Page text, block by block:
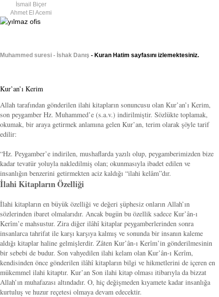
İsmail Biçer
Ahmet El Acemi
Muhammed suresi - İshak Danış - Kuran Hatim sayfasını izlemektesiniz.
Kur’an’ı Kerim
Allah tarafından gönderilen ilahi kitapların sonuncusu olan Kur’an’ı Kerim,
son peygamber Hz. Muhammed’e (s.a.v.) indirilmiştir. Sözlükte toplamak,
okumak, bir araya getirmek anlamına gelen Kur’an, terim olarak şöyle tarif
edilir:
“Hz. Peygamber’e indirilen, mushaflarda yazılı olup, peygamberimizden bize
kadar tevatür yoluyla nakledilmiş olan; okunmasıyla ibadet edilen ve
insanlığın benzerini getirmekten aciz kaldığı “ilahi kelâm”dır.
İlahi Kitapların Özelliği
İlahi kitapların en büyük özelliği ve değeri şüphesiz onların Allah’ın
sözlerinden ibaret olmalarıdır. Ancak bugün bu özellik sadece Kur’ân-ı
Kerîm’e mahsustur. Zira diğer ilâhî kitaplar peygamberlerinden sonra
insanlarca tahrifat ile karşı karşıya kalmış ve sonunda bir insanın kaleme
aldığı kitaplar haline gelmişlerdir. Zâten Kur’ân-ı Kerîm’in gönderilmesinin
bir sebebi de budur. Son vahyedilen ilahi kelam olan Kur’ân-ı Kerîm,
kendisinden önce gönderilen ilâhî kitapların bilgi ve hikmetlerini de içeren en
mükemmel ilahi kitaptır. Kur’an Son ilahi kitap olması itibarıyla da bizzat
Allah’ın muhafazası altındadır. O, hiç değişmeden kıyamete kadar insanlığa
kurtuluş ve huzur reçetesi olmaya devam edecektir.